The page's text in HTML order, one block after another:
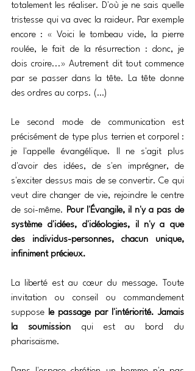
totalement les réaliser. D'où je ne sais quelle
tristesse qui va avec la raideur. Par exemple
encore : « Voici le tombeau vide, la pierre
roulée, le fait de la résurrection : donc, je
dois croire...» Autrement dit tout commence
par se passer dans la tête. La tête donne
des ordres au corps. (…)
Le second mode de communication est
précisément de type plus terrien et corporel :
je l'appelle évangélique. Il ne s'agit plus
d'avoir des idées, de s'en imprégner, de
s'exciter dessus mais de se convertir. Ce qui
veut dire changer de vie, rejoindre le centre
de soi-même. Pour l'Évangile, il n'y a pas de
système d'idées, d'idéologies, il n'y a que
des individus-personnes, chacun unique,
infiniment précieux.
La liberté est au cœur du message. Toute
invitation ou conseil ou commandement
suppose le passage par l'intériorité. Jamais
la soumission qui est au bord du
pharisaïsme.